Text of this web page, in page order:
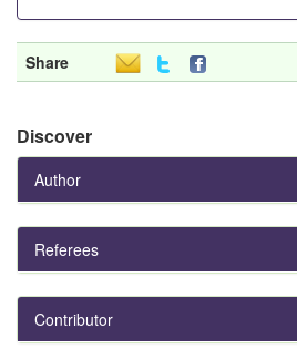
Share
Discover
Author
Referees
Contributor